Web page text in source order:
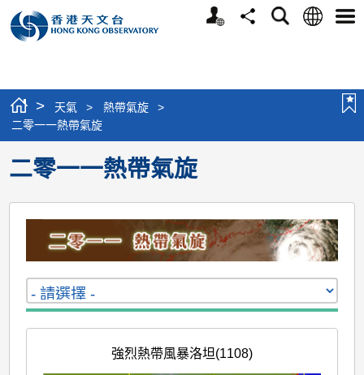
個
分
搜
語
選
> 天氣 > 熱帶氣旋
>
二零一一熱帶氣旋
二零一一熱帶氣旋
強烈熱帶風暴洛坦(1108)